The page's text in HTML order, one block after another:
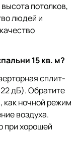
потолков,
людей и
15 кв. м?
сплит-
дБ). Обратите
как ночной режим
воздуха.
при хорошей